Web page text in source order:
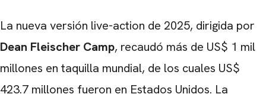
La nueva versión live-action de 2025, dirigida por
Dean Fleischer Camp, recaudó más de US$ 1 mil
millones en taquilla mundial, de los cuales US$
423.7 millones fueron en Estados Unidos. La